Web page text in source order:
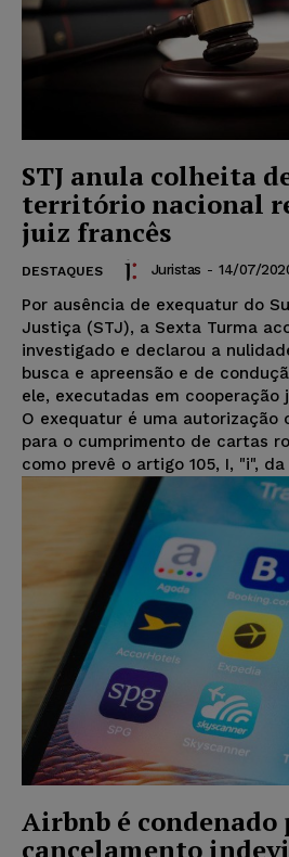
STJ anula colheita
território nacional
juiz francês
DESTAQUES Juristas - 14/07/
Por ausência de exequatur do
Justiça (STJ), a Sexta Turma
investigado e declarou a
busca e apreensão e de
ele, executadas em cooperação
O exequatur é uma autorização
para o cumprimento de cartas
como prevê o artigo 105, I, "i",
Airbnb é condenado
cancelamento